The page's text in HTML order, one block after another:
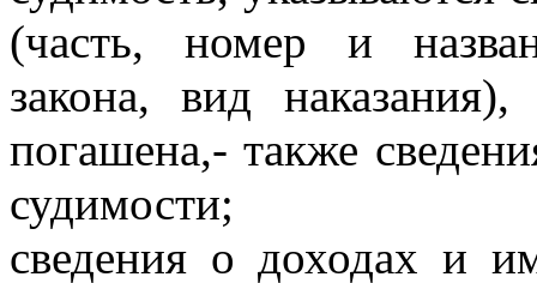
(часть, номер и
закона, вид
погашена,- также
судимости;
сведения о доходах и